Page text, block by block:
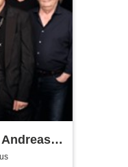
(nicht